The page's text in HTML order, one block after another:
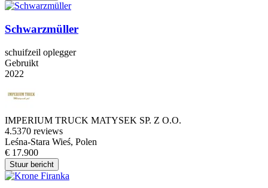
Schwarzmüller
schuifzeil oplegger
Gebruikt
2022
IMPERIUM TRUCK MATYSEK SP. Z O.O.
4.5370 reviews
Leśna-Stara Wieś, Polen
€ 17.900
Stuur bericht